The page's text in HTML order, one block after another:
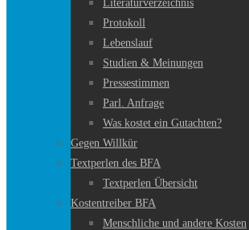
Literaturverzeichnis
Protokoll
Lebenslauf
Studien & Meinungen
Pressestimmen
Parl. Anfrage
Was kostet ein Gutachten?
Gegen Willkür
Textperlen des BFA
Textperlen Übersicht
Kostentreiber BFA
Menschliche und andere Kosten